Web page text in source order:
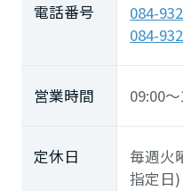
電話番号 084-
084-
営業時間 09:00
定休日
毎週火
指定日)